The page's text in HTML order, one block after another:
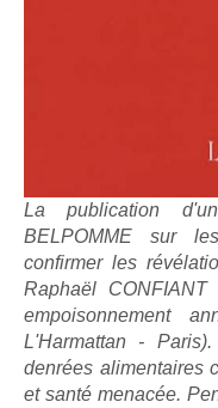
La publication
BELPOMME sur
confirmer les
Raphaël
empoisonnement
L'Harmattan -
denrées alimentaires
et santé menacée.